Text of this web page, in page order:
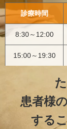
診療時間
8:30～12:00
15:00～19:30
患者様
する